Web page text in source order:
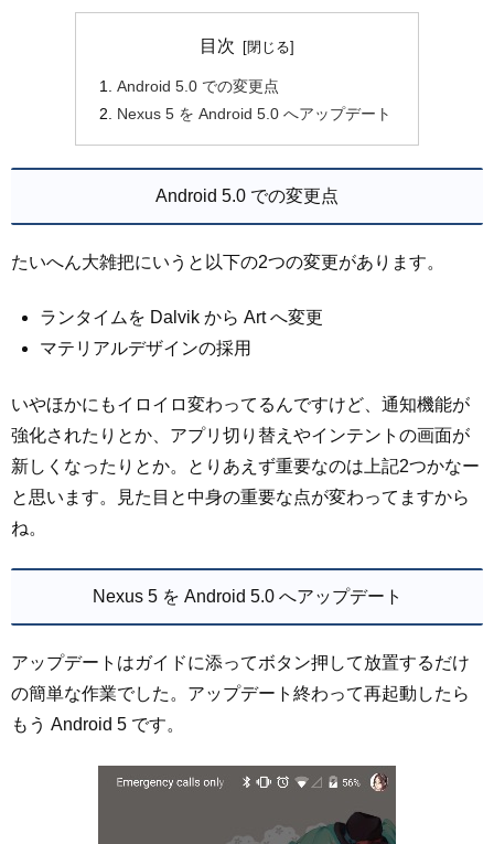
目次
Android 5.0 での変更点
Nexus 5 を Android 5.0 へアップデート
Android 5.0 での変更点
たいへん大雑把にいうと以下の2つの変更があります。
ランタイムを Dalvik から Art へ変更
マテリアルデザインの採用
いやほかにもイロイロ変わってるんですけど、通知機能が
強化されたりとか、アプリ切り替えやインテントの画面が
新しくなったりとか。とりあえず重要なのは上記2つかなー
と思います。見た目と中身の重要な点が変わってますから
ね。
Nexus 5 を Android 5.0 へアップデート
アップデートはガイドに添ってボタン押して放置するだけ
の簡単な作業でした。アップデート終わって再起動したら
もう Android 5 です。